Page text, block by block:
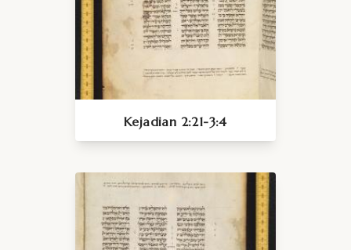
Kejadian 2:21-3:4